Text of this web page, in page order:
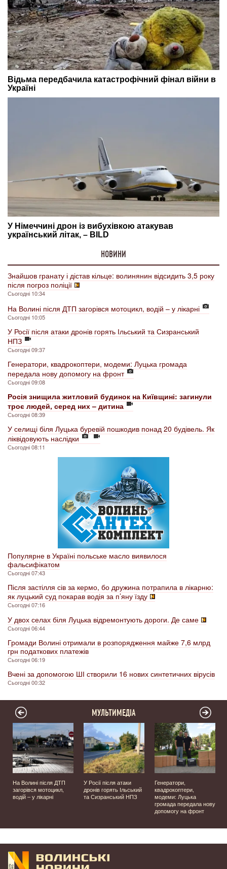
НОВИНИ
Знайшов гранату і дістав кільце: волинянин відсидить 3,5 року
після погроз поліції
Сьогодні 10:34
На Волині після ДТП загорівся мотоцикл, водій – у лікарні
Сьогодні 10:05
У Росії після атаки дронів горять Ільський та Сизранський
НПЗ
Сьогодні 09:37
Генератори, квадрокоптери, модеми: Луцька громада
передала нову допомогу на фронт
Сьогодні 09:08
Росія знищила житловий будинок на Київщині: загинули
троє людей, серед них – дитина
Сьогодні 08:39
У селищі біля Луцька буревій пошкодив понад 20 будівель. Як
ліквідовують наслідки
Сьогодні 08:11
Популярне в Україні польське масло виявилося
фальсифікатом
Сьогодні 07:43
Після застілля сів за кермо, бо дружина потрапила в лікарню:
як луцький суд покарав водія за п’яну їзду
Сьогодні 07:16
У двох селах біля Луцька відремонтують дороги. Де саме
Сьогодні 06:44
Громади Волині отримали в розпорядження майже 7,6 млрд
грн податкових платежів
Сьогодні 06:19
Вчені за допомогою ШІ створили 16 нових синтетичних вірусів
Сьогодні 00:32
МУЛЬТИМЕДІА
На Волині після ДТП
загорівся мотоцикл,
водій – у лікарні
У Росії після атаки
дронів горять Ільський
та Сизранський НПЗ
Генератори,
квадрокоптери,
модеми: Луцька
громада передала нову
допомогу на фронт